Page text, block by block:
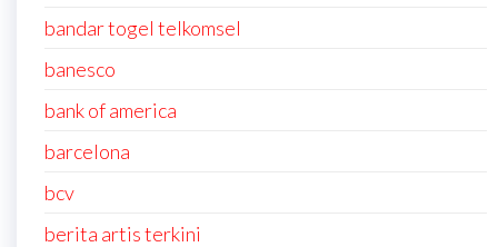
bandar togel telkomsel
banesco
bank of america
barcelona
bcv
berita artis terkini